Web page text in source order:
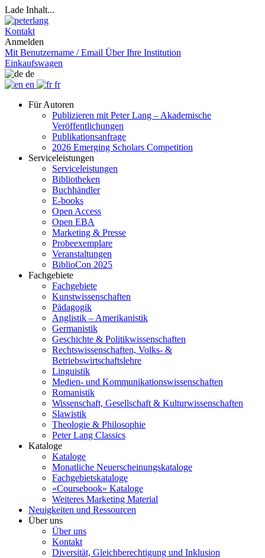
Lade Inhalt...
Kontakt
Anmelden
Mit Benutzername / Email Über Ihre Institution
Einkaufswagen
de
en
fr
Für Autoren
Publizieren mit Peter Lang – Akademische
Veröffentlichungen
Publikationsanfrage
2026 Emerging Scholars Competition
Serviceleistungen
Serviceleistungen
Bibliotheken
Buchhändler
E-books
Open Access
Open EBA
Marketing & Presse
Probeexemplare
Veranstaltungen
BiblioCon 2025
Fachgebiete
Fachgebiete
Kunstwissenschaften
Pädagogik
Anglistik – Amerikanistik
Germanistik
Geschichte & Politikwissenschaften
Rechtswissenschaften, Volks- &
Betriebswirtschaftslehre
Linguistik
Medien- und Kommunikationswissenschaften
Romanistik
Wissenschaft, Gesellschaft & Kulturwissenschaften
Slawistik
Theologie & Philosophie
Peter Lang Classics
Kataloge
Kataloge
Monatliche Neuerscheinungskataloge
Fachgebietskataloge
«Coursebook» Kataloge
Weiteres Marketing Material
Neuigkeiten und Ressourcen
Über uns
Über uns
Kontakt
Diversität, Gleichberechtigung und Inklusion